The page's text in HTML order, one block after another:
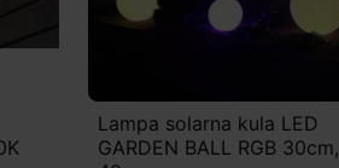
Lampa solarna kula LED
GARDEN BALL RGB 30cm,